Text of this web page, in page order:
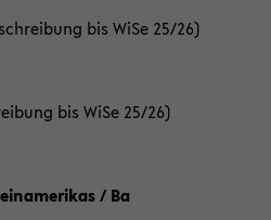
bis WiSe 25/26)
bis WiSe 25/26)
/ Ba